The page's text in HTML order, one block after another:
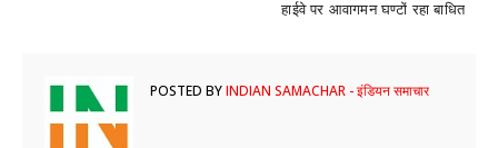
हाईवे पर आवागमन घण्टों रहा बाधित
POSTED BYINDIAN SAMACHAR - इंडियन समाचार